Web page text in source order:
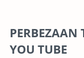
PERBEZAAN
YOU TUBE